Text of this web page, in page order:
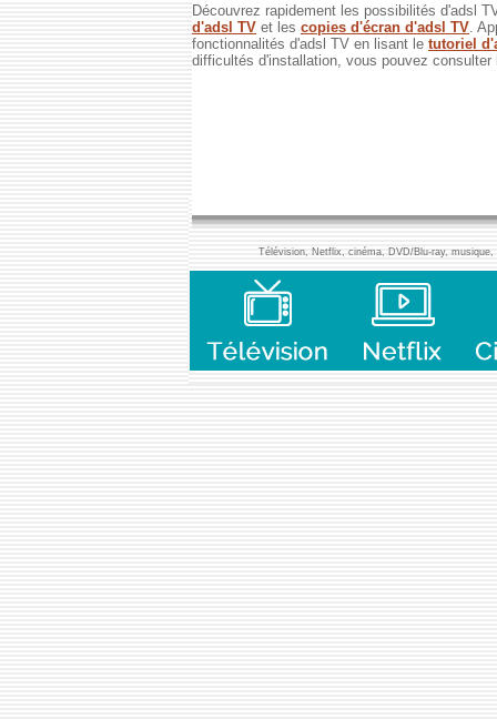
Découvrez rapidement les possibilités d'adsl
d'adsl TV et les copies d'écran d'adsl TV .
fonctionnalités d'adsl TV en lisant le tutoriel
difficultés d'installation, vous pouvez
Télévision, Netflix, cinéma, DVD/Blu-ray,